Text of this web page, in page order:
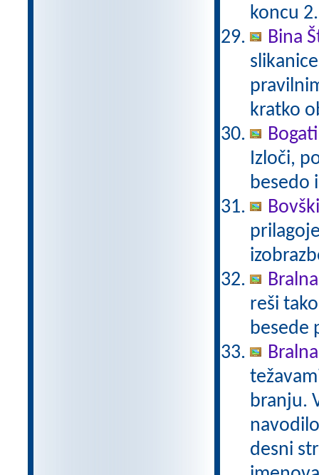
koncu
Bina
kratko
Izloči,
besedo
reši
besede
branju.
desni